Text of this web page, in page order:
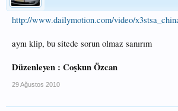
http://www.dailymotion.com/video/
aynı klip, bu sitede sorun olmaz sanırım
Düzenleyen : Coşkun Özcan
29 Ağustos 2010